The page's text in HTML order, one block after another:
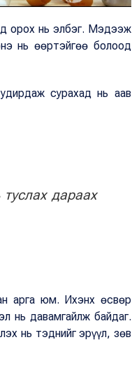
орох нь элбэг. Мэдээж
нь өөртэйгөө болоод
сурахад нь аав
дараах
арга юм. Ихэнх өсвөр
нь давамгайлж байдаг.
нь тэднийг эрүүл, зөв